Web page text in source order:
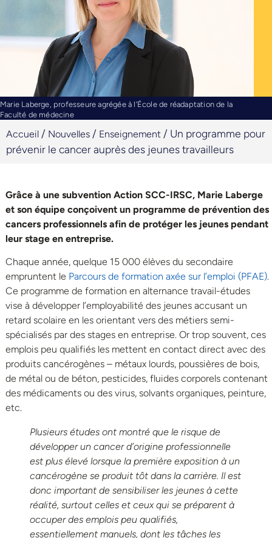
Marie Laberge, professeure agrégée à l’École de réadaptation de la
Faculté de médecine
Accueil / Nouvelles / Enseignement / Un programme pour
prévenir le cancer auprès des jeunes travailleurs
Grâce à une subvention Action SCC-IRSC, Marie Laberge
et son équipe conçoivent un programme de prévention des
cancers professionnels afin de protéger les jeunes pendant
leur stage en entreprise.
Chaque année, quelque 15 000 élèves du secondaire
empruntent le Parcours de formation axée sur l’emploi (PFAE).
Ce programme de formation en alternance travail-études
vise à développer l’employabilité des jeunes accusant un
retard scolaire en les orientant vers des métiers semi-
spécialisés par des stages en entreprise. Or trop souvent, ces
emplois peu qualifiés les mettent en contact direct avec des
produits cancérogènes – métaux lourds, poussières de bois,
de métal ou de béton, pesticides, fluides corporels contenant
des médicaments ou des virus, solvants organiques, peinture,
etc.
Plusieurs études ont montré que le risque de
développer un cancer d’origine professionnelle
est plus élevé lorsque la première exposition à un
cancérogène se produit tôt dans la carrière. Il est
donc important de sensibiliser les jeunes à cette
réalité, surtout celles et ceux qui se préparent à
occuper des emplois peu qualifiés,
essentiellement manuels, dont les tâches les